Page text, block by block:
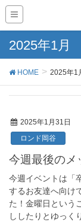
2025年1月
HOME 2025年1
2025年1月31日
ロンド岡谷
今週最後のメ
今週イベントは「
するお友達へ向け
た！金曜日という
ししたりとゆっく